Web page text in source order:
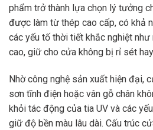
phẩm trở thành lựa chọn lý tưởng
được làm từ thép cao cấp, có khả
các yếu tố thời tiết khắc nghiệt
cao, giữ cho cửa không bị rỉ sét
Nhờ công nghệ sản xuất hiện đại,
sơn tĩnh điện hoặc vân gỗ chân
khỏi tác động của tia UV và các
giữ độ bền màu lâu dài. Cấu trúc